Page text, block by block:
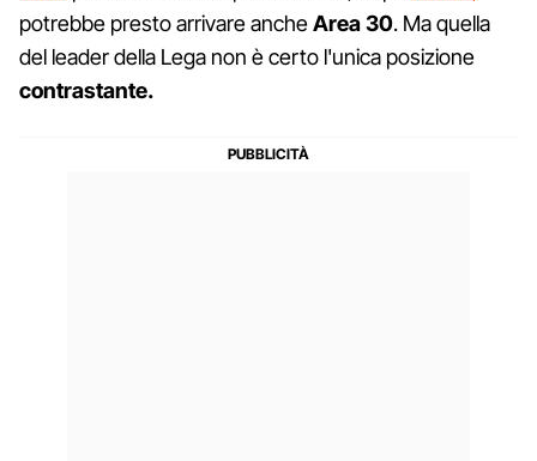
potrebbe presto arrivare ancheArea 30. Ma quella
del leader della Lega non è certo l'unica posizione
contrastante.